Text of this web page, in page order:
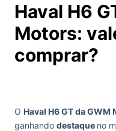
Haval H6
Motors:
comprar?
O Haval H6 GT da GWM
ganhando destaque no